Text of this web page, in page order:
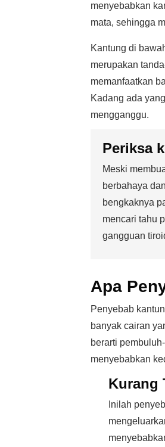
menyebabkan
mata, sehingga
Kantung di
merupakan
memanfaatkan
Kadang ada
mengganggu.
Periksa
Meski
berbahaya
bengkaknya
mencari tahu
gangguan
Apa
Penyebab
banyak cairan
berarti
menyebabkan
Kurang
Inilah